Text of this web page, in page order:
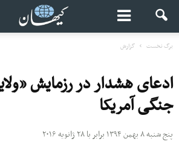
برگ نخست گزارش
جنگی آمریکا
پنج شنبه ۸ بهمن ۱۳۹۴ برابر با ۲۸ ژانویه ۲۰۱۶